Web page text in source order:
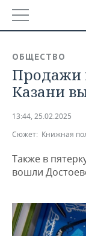
ТАТАРСТАН
НОВОСТИ
АНАЛИТИКА
ДЕКЛАРАЦИИ
КОРОЛИ
ВУЗЫ
НОВОСТИ
БАНКИ
АГРОПРОМ
НОВОСТИ
АВТО
ОБЩЕСТВО
Продажи
Казани
13:44, 25.02.2025
Сюжет: Книжная
Также в
вошли